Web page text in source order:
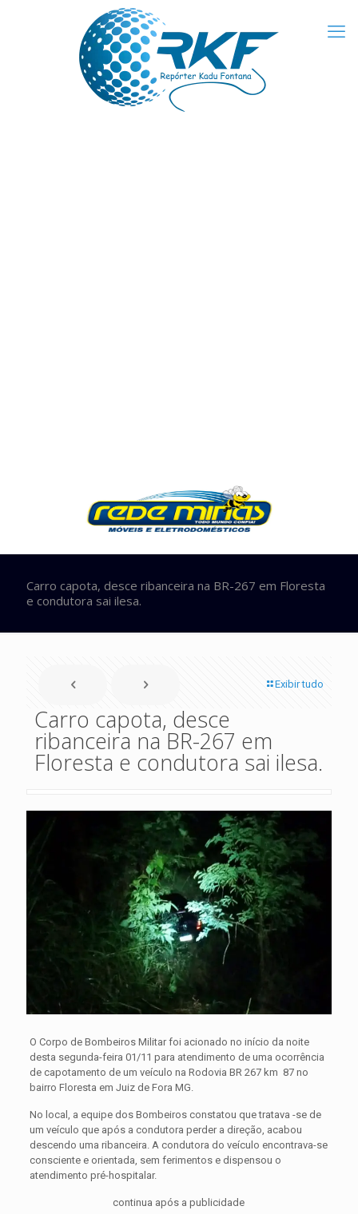
Carro capota, desce ribanceira na BR-267 em Floresta
e condutora sai ilesa.
Exibir tudo
Carro capota, desce
ribanceira na BR-267 em
Floresta e condutora sai ilesa.
O Corpo de Bombeiros Militar foi acionado no início da noite
desta segunda-feira 01/11 para atendimento de uma ocorrência
de capotamento de um veículo na Rodovia BR 267 km 87 no
bairro Floresta em Juiz de Fora MG.
No local, a equipe dos Bombeiros constatou que tratava -se de
um veículo que após a condutora perder a direção, acabou
descendo uma ribanceira. A condutora do veículo encontrava-se
consciente e orientada, sem ferimentos e dispensou o
atendimento pré-hospitalar.
continua após a publicidade